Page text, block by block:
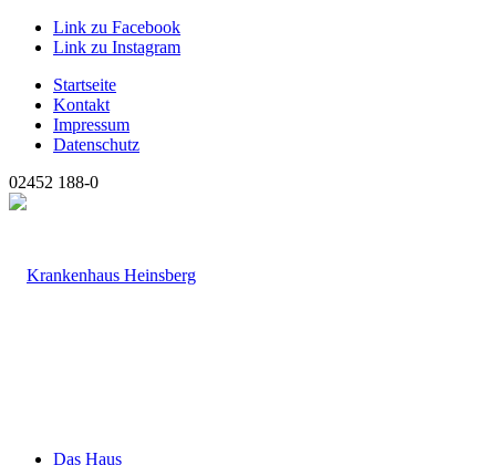
Link zu Facebook
Link zu Instagram
Startseite
Kontakt
Impressum
Datenschutz
02452 188-0
Das Haus